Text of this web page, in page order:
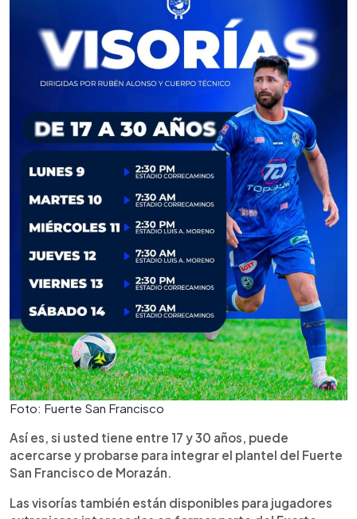
Foto: Fuerte San Francisco
Así es, si usted tiene entre 17 y 30 años, puede
acercarse y probarse para integrar el plantel del Fuerte
San Francisco de Morazán.
Las visorías también están disponibles para jugadores